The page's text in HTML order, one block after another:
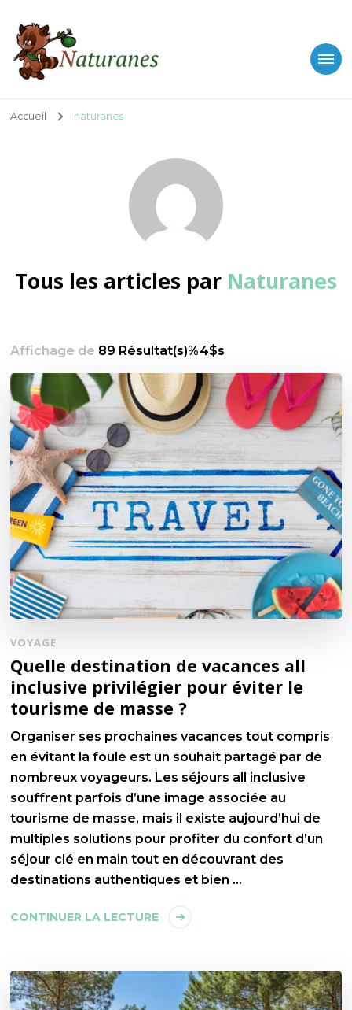
Naturanes
Accueil naturanes
Tous les articles par Naturanes
Affichage de 89 Résultat(s)%4$s
VOYAGE
Quelle destination de vacances all
inclusive privilégier pour éviter le
tourisme de masse ?
Organiser ses prochaines vacances tout compris
en évitant la foule est un souhait partagé par de
nombreux voyageurs. Les séjours all inclusive
souffrent parfois d’une image associée au
tourisme de masse, mais il existe aujourd’hui de
multiples solutions pour profiter du confort d’un
séjour clé en main tout en découvrant des
destinations authentiques et bien …
CONTINUER LA LECTURE